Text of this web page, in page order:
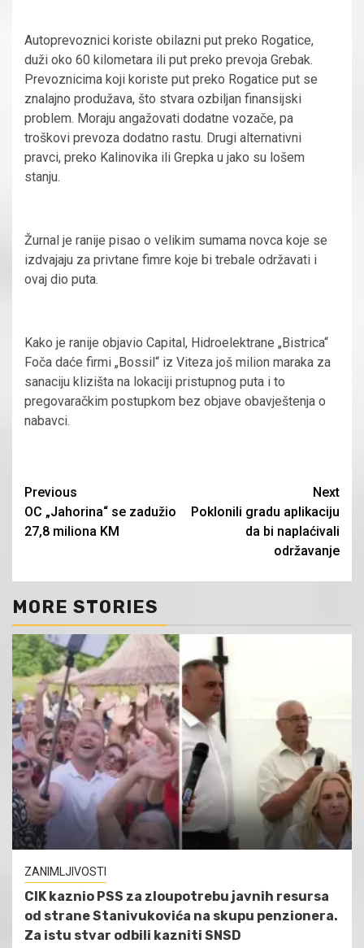
Autoprevoznici koriste obilazni put preko Rogatice,
duži oko 60 kilometara ili put preko prevoja Grebak.
Prevoznicima koji koriste put preko Rogatice put se
znalajno produžava, što stvara ozbiljan finansijski
problem. Moraju angažovati dodatne vozače, pa
troškovi prevoza dodatno rastu. Drugi alternativni
pravci, preko Kalinovika ili Grepka u jako su lošem
stanju.
Žurnal je ranije pisao o velikim sumama novca koje se
izdvajaju za privtane fimre koje bi trebale održavati i
ovaj dio puta.
Kako je ranije objavio Capital, Hidroelektrane „Bistrica“
Foča daće firmi „Bossil“ iz Viteza još milion maraka za
sanaciju klizišta na lokaciji pristupnog puta i to
pregovaračkim postupkom bez objave obavještenja o
nabavci.
Continue
Reading
Previous
OC „Jahorina“ se zadužio
27,8 miliona KM
Next
Poklonili gradu aplikaciju
da bi naplaćivali
održavanje
MORE STORIES
ZANIMLJIVOSTI
CIK kaznio PSS za zloupotrebu javnih resursa
od strane Stanivukovića na skupu penzionera.
Za istu stvar odbili kazniti SNSD